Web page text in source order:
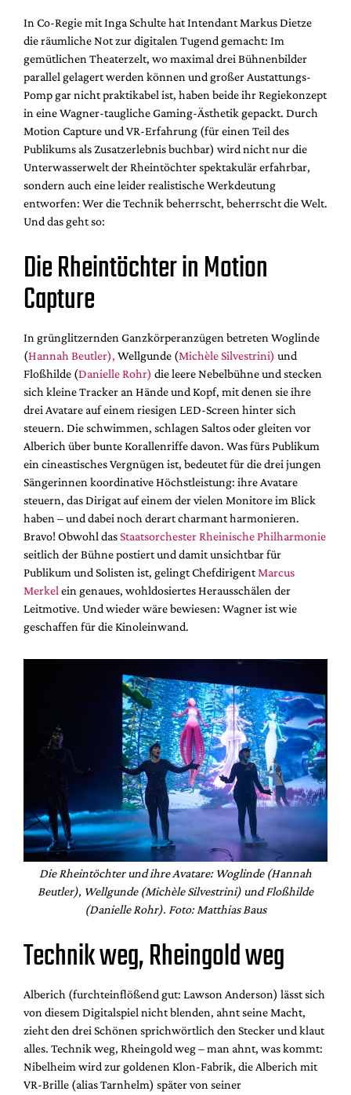
In Co-Regie mit Inga Schulte hat Intendant Markus Dietze
die räumliche Not zur digitalen Tugend gemacht: Im
gemütlichen Theaterzelt, wo maximal drei Bühnenbilder
parallel gelagert werden können und großer Austattungs-
Pomp gar nicht praktikabel ist, haben beide ihr Regiekonzept
in eine Wagner-taugliche Gaming-Ästhetik gepackt. Durch
Motion Capture und VR-Erfahrung (für einen Teil des
Publikums als Zusatzerlebnis buchbar) wird nicht nur die
Unterwasserwelt der Rheintöchter spektakulär erfahrbar,
sondern auch eine leider realistische Werkdeutung
entworfen: Wer die Technik beherrscht, beherrscht die Welt.
Und das geht so:
Die Rheintöchter in Motion
Capture
In grünglitzernden Ganzkörperanzügen betreten Woglinde
(Hannah Beutler), Wellgunde (Michèle Silvestrini) und
Floßhilde (Danielle Rohr) die leere Nebelbühne und stecken
sich kleine Tracker an Hände und Kopf, mit denen sie ihre
drei Avatare auf einem riesigen LED-Screen hinter sich
steuern. Die schwimmen, schlagen Saltos oder gleiten vor
Alberich über bunte Korallenriffe davon. Was fürs Publikum
ein cineastisches Vergnügen ist, bedeutet für die drei jungen
Sängerinnen koordinative Höchstleistung: ihre Avatare
steuern, das Dirigat auf einem der vielen Monitore im Blick
haben – und dabei noch derart charmant harmonieren.
Bravo! Obwohl dasStaatsorchester Rheinische Philharmonie
seitlich der Bühne postiert und damit unsichtbar für
Publikum und Solisten ist, gelingt Chefdirigent Marcus
Merkel ein genaues, wohldosiertes Herausschälen der
Leitmotive. Und wieder wäre bewiesen: Wagner ist wie
geschaffen für die Kinoleinwand.
Die Rheintöchter und ihre Avatare: Woglinde (Hannah
Beutler), Wellgunde (Michèle Silvestrini) und Floßhilde
(Danielle Rohr). Foto: Matthias Baus
Technik weg, Rheingold weg
Alberich (furchteinflößend gut: Lawson Anderson) lässt sich
von diesem Digitalspiel nicht blenden, ahnt seine Macht,
zieht den drei Schönen sprichwörtlich den Stecker und klaut
alles. Technik weg, Rheingold weg – man ahnt, was kommt:
Nibelheim wird zur goldenen Klon-Fabrik, die Alberich mit
VR-Brille (alias Tarnhelm) später von seiner